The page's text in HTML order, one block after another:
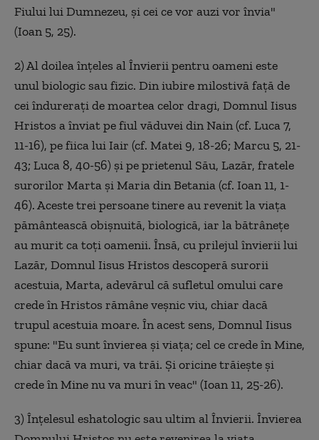
Fiului lui Dumnezeu, şi cei ce vor auzi vor învia"
(Ioan 5, 25).
2) Al doilea înţeles al Învierii pentru oameni este
unul biologic sau fizic. Din iubire milostivă faţă de
cei îndureraţi de moartea celor dragi, Domnul Iisus
Hristos a înviat pe fiul văduvei din Nain (cf. Luca 7,
11-16), pe fiica lui Iair (cf. Matei 9, 18-26; Marcu 5, 21-
43; Luca 8, 40-56) şi pe prietenul Său, Lazăr, fratele
surorilor Marta şi Maria din Betania (cf. Ioan 11, 1-
46). Aceste trei persoane tinere au revenit la viaţa
pământească obişnuită, biologică, iar la bătrâneţe
au murit ca toţi oamenii. Însă, cu prilejul învierii lui
Lazăr, Domnul Iisus Hristos descoperă surorii
acestuia, Marta, adevărul că sufletul omului care
crede în Hristos rămâne veşnic viu, chiar dacă
trupul acestuia moare. În acest sens, Domnul Iisus
spune: "Eu sunt învierea şi viaţa; cel ce crede în Mine,
chiar dacă va muri, va trăi. Şi oricine trăieşte şi
crede în Mine nu va muri în veac" (Ioan 11, 25-26).
3) Înţelesul eshatologic sau ultim al Învierii. Învierea